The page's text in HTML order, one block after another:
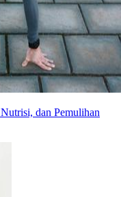
dan Pemulihan